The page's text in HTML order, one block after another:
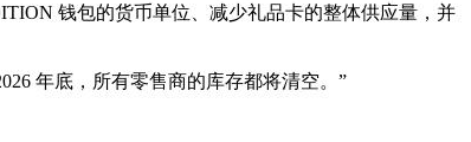
钱包的货币单位、减少礼品卡的整体供应量，并
年底，所有零售商的库存都将清空。”